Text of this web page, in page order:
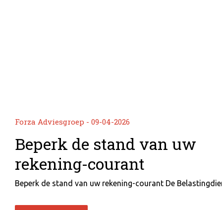
Forza Adviesgroep - 09-04-2026
Beperk de stand van uw
rekening-courant
Beperk de stand van uw rekening-courant De